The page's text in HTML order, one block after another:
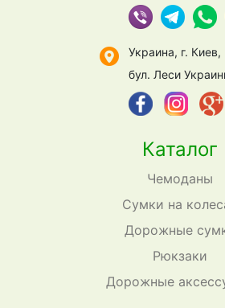
Каталог
Чемоданы
Сумки на
Дорожные
Рюкзаки
Дорожные
Украина, г. Киев,
бул. Леси